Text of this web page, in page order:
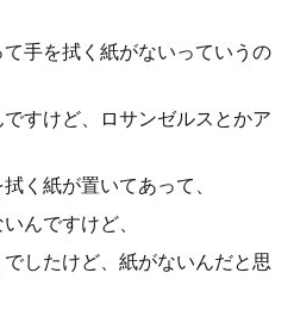
手を拭く紙がないっていうの
すけど、ロサンゼルスとかア
く紙が置いてあって、
んですけど、
したけど、紙がないんだと思